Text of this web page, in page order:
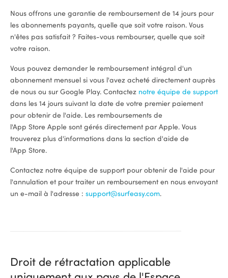
Nous offrons une garantie de remboursement de 14 jours pour
les abonnements payants, quelle que soit votre raison. Vous
n'êtes pas satisfait ? Faites-vous rembourser, quelle que soit
votre raison.
Vous pouvez demander le remboursement intégral d'un
abonnement mensuel si vous l'avez acheté directement auprès
de nous ou sur Google Play. Contactez notre équipe de support
dans les 14 jours suivant la date de votre premier paiement
pour obtenir de l'aide. Les remboursements de
l'App Store Apple sont gérés directement par Apple. Vous
trouverez plus d'informations dans la section d'aide de
l'App Store.
Contactez notre équipe de support pour obtenir de l'aide pour
l'annulation et pour traiter un remboursement en nous envoyant
un e-mail à l'adresse : support@surfeasy.com.
Droit de rétractation applicable